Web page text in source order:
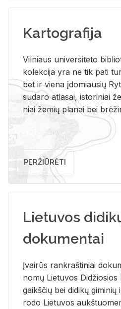
Kartografija
Vil­niaus uni­ver­si­te­to
ko­lek­ci­ja yra ne tik pati
bet ir vie­na įdo­miau­sių
su­da­ro at­la­sai, is­to­ri­niai
niai že­mių pla­nai bei
PERŽIŪRĖTI
Lietuvos
dokumentai
Įvai­rūs rank­raš­ti­niai
no­mų Lie­tu­vos
gaikš­čių bei di­di­kų
ro­do Lie­tu­vos